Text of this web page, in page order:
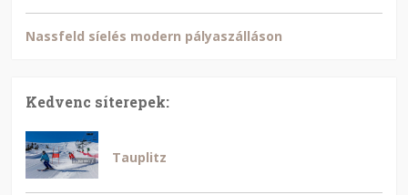
Nassfeld síelés modern pályaszálláson
Kedvenc síterepek:
Tauplitz